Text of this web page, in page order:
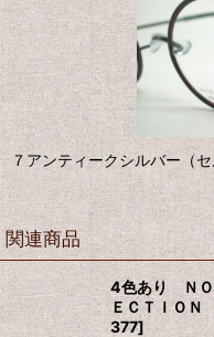
７アンティークシルバー（
関連商品
4色あり Ｎ
ＥＣＴＩＯ
377]